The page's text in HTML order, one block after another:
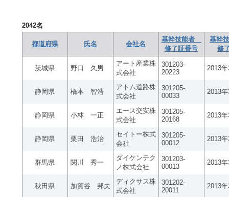
2042名
都道府県 氏名 会社名
基幹技能者
修了証番号
基幹
修
茨城県 野口 久男
アート産業株
式会社
301203-
20223
2013
静岡県 橋本 智浩
アトム道路株
式会社
301205-
00033
2013
静岡県 小林 一正
エース交安株
式会社
301205-
20168
2013
静岡県 栗田 浩治
セイトー株式
会社
301205-
00012
2013
群馬県 関川 秀一
ダイケンテク
ノ株式会社
301203-
00013
2013
秋田県 加賀谷 邦夫
ディクサス株
式会社
301202-
20011
2013